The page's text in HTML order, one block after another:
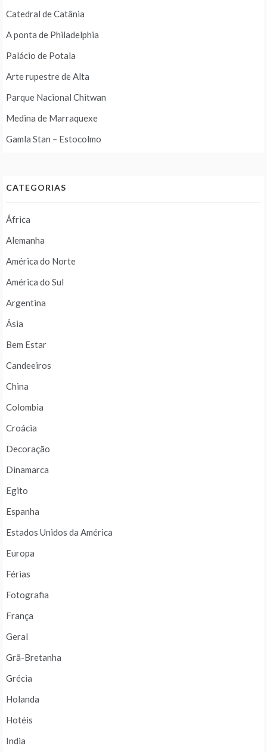
Catedral de Catânia
A ponta de Philadelphia
Palácio de Potala
Arte rupestre de Alta
Parque Nacional Chitwan
Medina de Marraquexe
Gamla Stan – Estocolmo
CATEGORIAS
África
Alemanha
América do Norte
América do Sul
Argentina
Ásia
Bem Estar
Candeeiros
China
Colombia
Croácia
Decoração
Dinamarca
Egito
Espanha
Estados Unidos da América
Europa
Férias
Fotografia
França
Geral
Grã-Bretanha
Grécia
Holanda
Hotéis
India